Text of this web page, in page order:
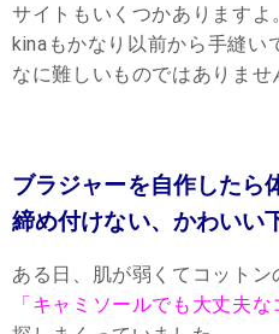
サイトもいくつかありますよ
kinaもかなり以前から手縫い
なに難しいものではありませ
ブラジャーを自作したら
締め付けない、かわいい
ある日、肌が弱くてコット
「キャミソールでも大丈夫